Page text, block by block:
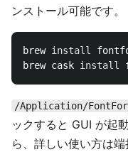
ンストール可能です。
brew install
brew cask install
/Application/
ックすると GUI が起
ら、詳しい使い方は端